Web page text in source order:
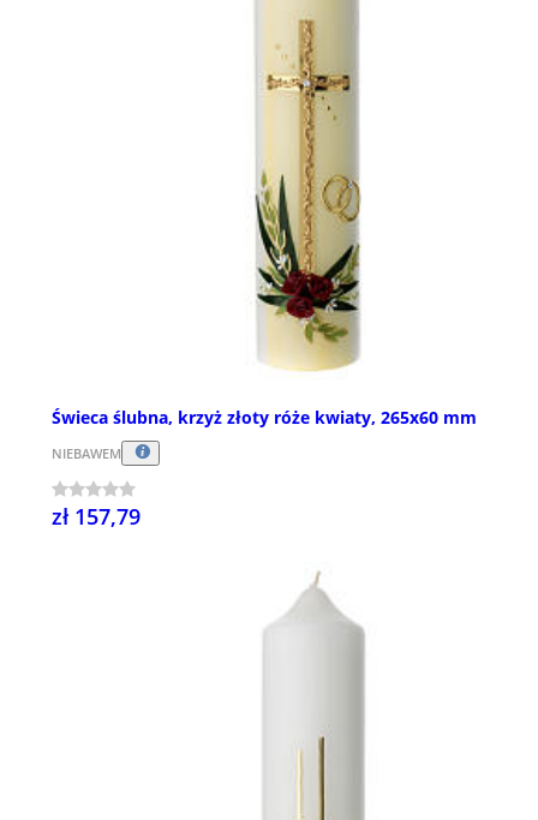
Świeca ślubna, krzyż złoty róże kwiaty, 265x60 mm
NIEBAWEM
zł 157,79